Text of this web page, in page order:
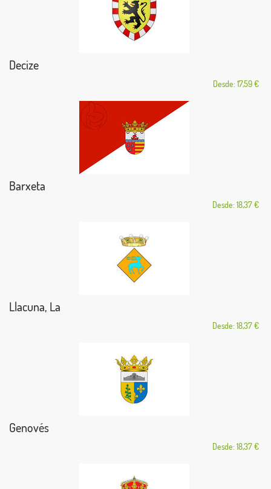
Decize
Desde: 17,59 €
Barxeta
Desde: 18,37 €
Llacuna, La
Desde: 18,37 €
Genovés
Desde: 18,37 €